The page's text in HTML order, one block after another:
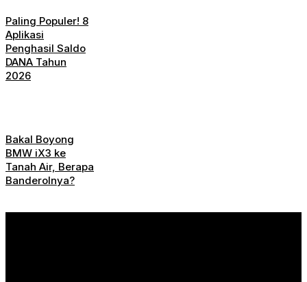
Paling Populer! 8
Aplikasi
Penghasil Saldo
DANA Tahun
2026
Bakal Boyong
BMW iX3 ke
Tanah Air, Berapa
Banderolnya?